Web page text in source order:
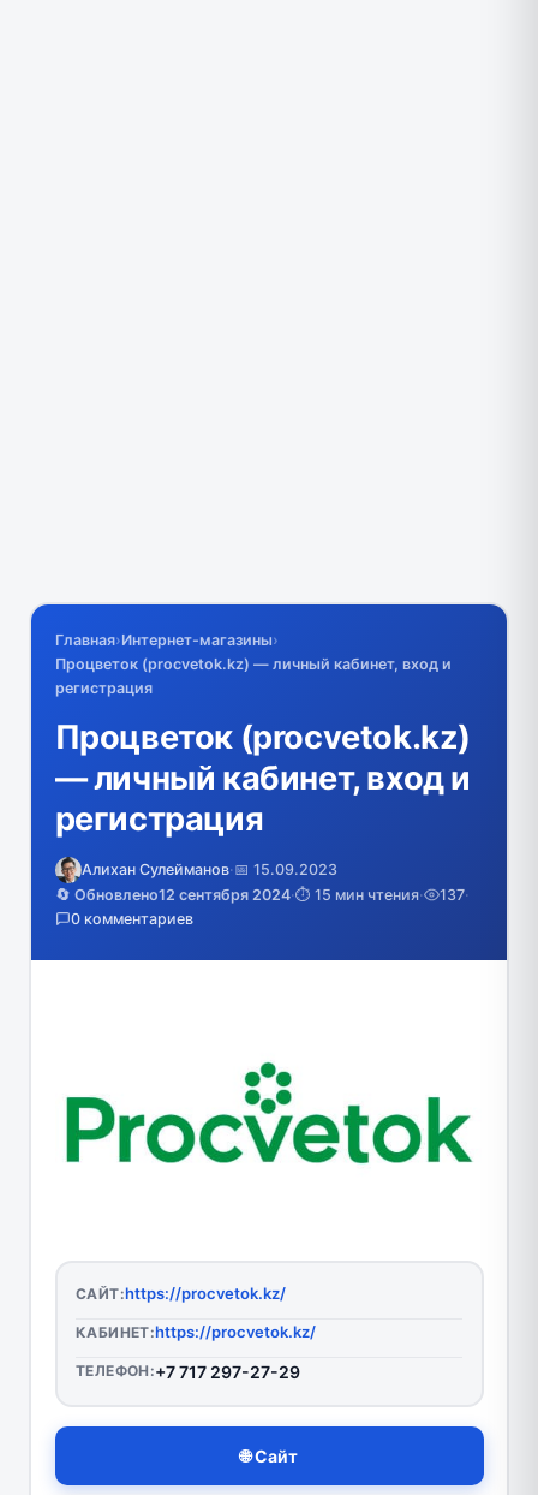
Главная›Интернет-магазины›
Процветок (procvetok.kz) — личный кабинет, вход и
регистрация
Процветок (procvetok.kz)
— личный кабинет, вход и
регистрация
Алихан Сулейманов·📅 15.09.2023
🔄 Обновлено12 сентября 2024·⏱️ 15 мин чтения· 137·
0 комментариев
САЙТ:https://procvetok.kz/
КАБИНЕТ:https://procvetok.kz/
ТЕЛЕФОН:+7 717 297-27-29
🌐 Сайт